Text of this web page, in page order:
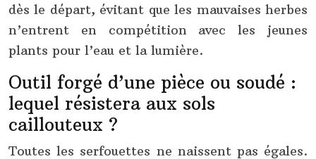
dès le départ, évitant que les mauvaises herbes
n’entrent en compétition avec les jeunes
plants pour l’eau et la lumière.
Outil forgé d’une pièce ou soudé :
lequel résistera aux sols
caillouteux ?
Toutes les serfouettes ne naissent pas égales.